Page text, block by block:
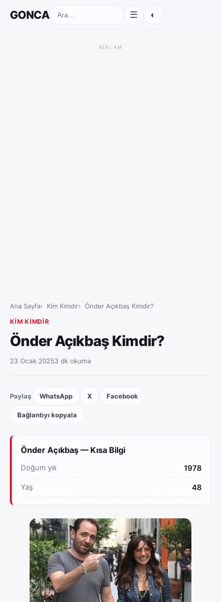
GONCA ☰ ◐
REKLAM
Ana Sayfa Kim Kimdir Önder Açıkbaş Kimdir?
KIM KIMDIR
Önder Açıkbaş Kimdir?
23 Ocak 20253 dk okuma
Paylaş WhatsApp X Facebook
Bağlantıyı kopyala
Önder Açıkbaş — Kısa Bilgi
Doğum yılı 1978
Yaş 48